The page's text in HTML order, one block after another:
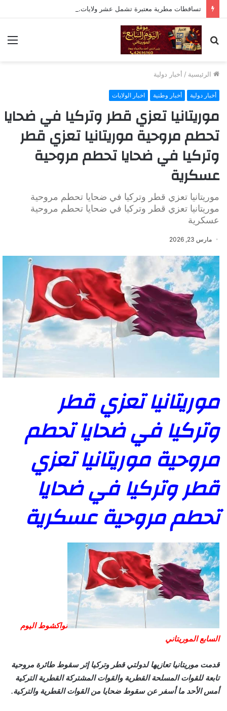
بحث
عن
الرئيسية / أخبار دولية
أخبار دولية أخبار وطنية اخبار الولايات
موريتانيا تعزي قطر وتركيا في ضحايا
تحطم مروحية موريتانيا تعزي قطر
وتركيا في ضحايا تحطم مروحية
عسكرية
موريتانيا تعزي قطر وتركيا في ضحايا تحطم مروحية
موريتانيا تعزي قطر وتركيا في ضحايا تحطم مروحية
عسكرية
مارس 23, 2026
موريتانيا تعزي قطر
وتركيا في ضحايا تحطم
مروحية موريتانيا تعزي
قطر وتركيا في ضحايا
تحطم مروحية عسكرية
نواكشوط اليوم
السابع الموريتاني
قدمت موريتانيا تعازيها لدولتي قطر وتركيا إثر سقوط طائرة مروحية
تابعة للقوات المسلحة القطرية والقوات المشتركة القطرية التركية
أمس الأحد ما أسفر عن سقوط ضحايا من القوات القطرية والتركية.